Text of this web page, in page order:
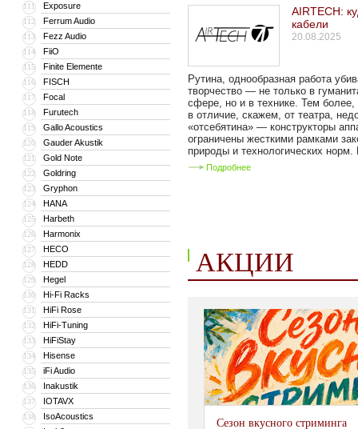
111 Exposure
112 Ferrum Audio
113 Fezz Audio
114 FiiO
115 Finite Elemente
116 FISCH
117 Focal
118 Furutech
119 Gallo Acoustics
120 Gauder Akustik
121 Gold Note
122 Goldring
123 Gryphon
124 HANA
125 Harbeth
126 Harmonix
127 HECO
128 HEDD
129 Hegel
130 Hi-Fi Racks
131 HiFi Rose
132 HiFi-Tuning
133 HiFiStay
134 Hisense
135 iFi Audio
136 Inakustik
137 IOTAVX
138 IsoAcoustics
AIRTECH:
кабели
20.08.2025
Рутина, однообразная работа
творчество — не только в
сфере, но и в технике. Тем более,
в отличие, скажем, от театра,
«отсебятина» — конструкторы
ограничены жесткими рамками
природы и технологических норм.
Подробнее
АКЦИИ
Сезон вкусного стриминга